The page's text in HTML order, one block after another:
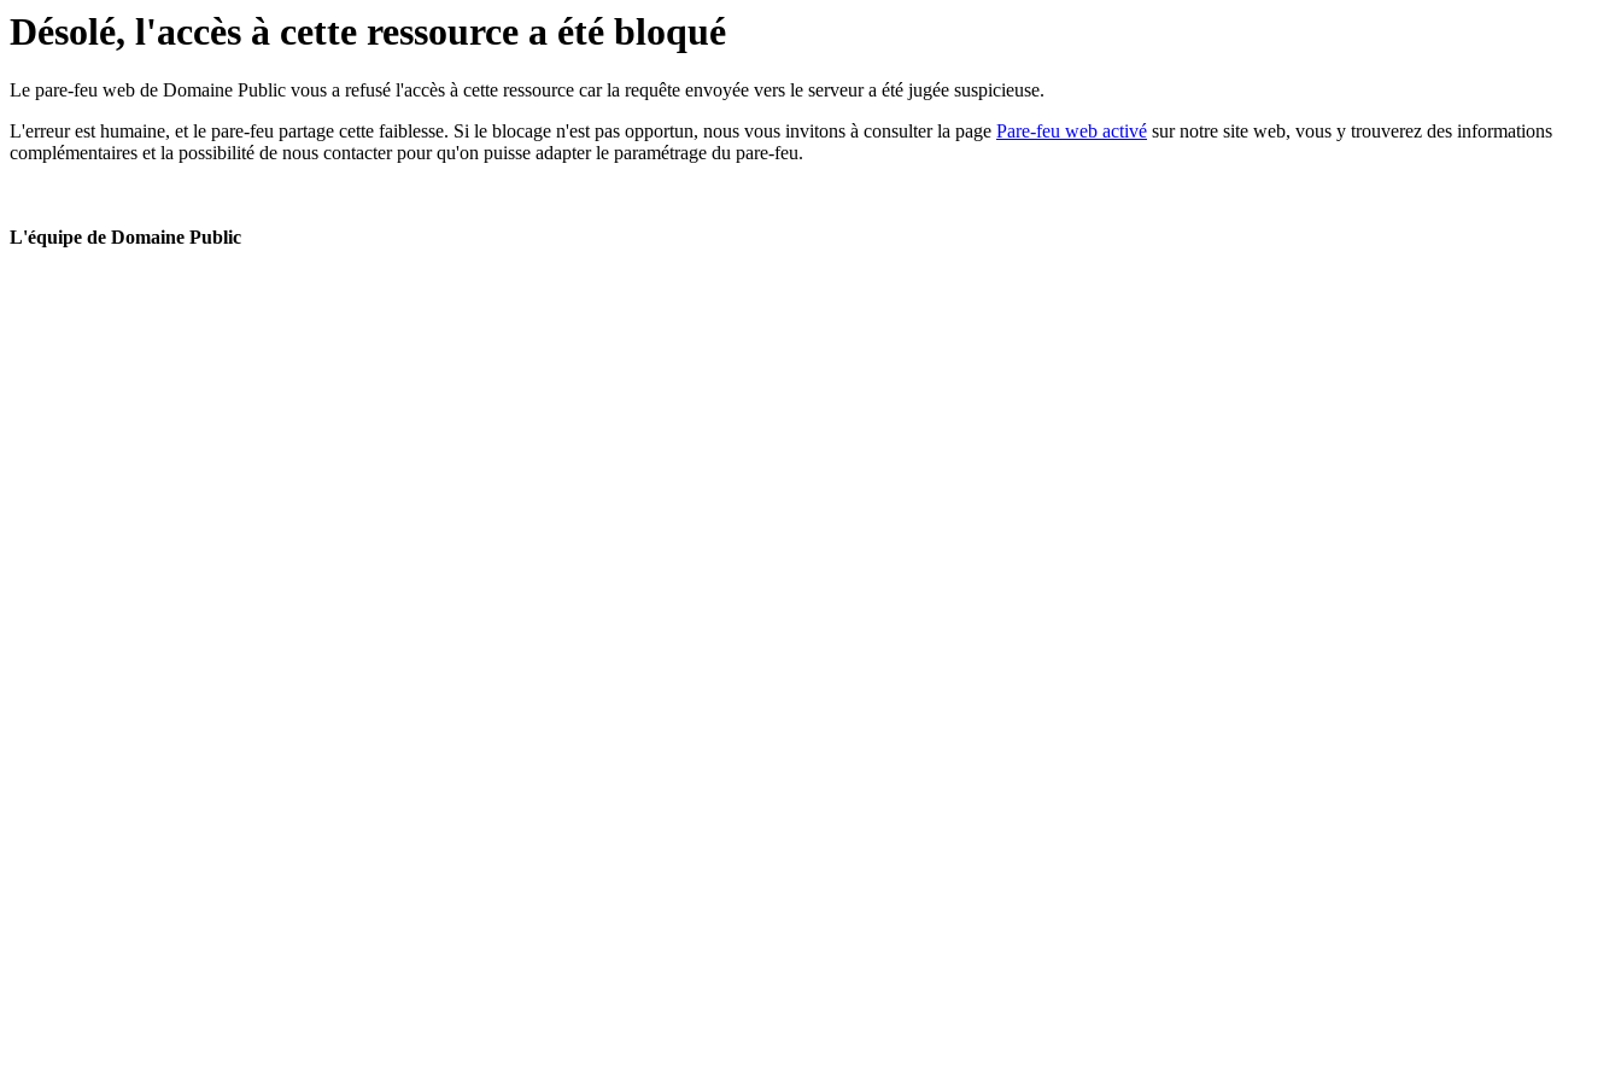
Désolé, l'accès à cette ressource a été bloqué
Le pare-feu web de Domaine Public vous a refusé l'accès à cette ressource car la requête envoyée vers le serveur a été jugée suspicieuse.
L'erreur est humaine, et le pare-feu partage cette faiblesse. Si le blocage n'est pas opportun, nous vous invitons à consulter la page Pare-feu web activé sur notre site web, vous y trouverez des informations
complémentaires et la possibilité de nous contacter pour qu'on puisse adapter le paramétrage du pare-feu.
L'équipe de Domaine Public